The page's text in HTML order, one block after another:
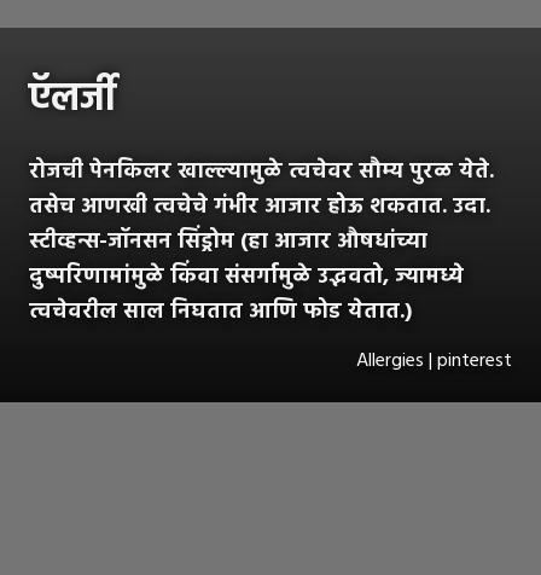
ऍलर्जी
रोजची पेनकिलर खाल्ल्यामुळे त्वचेवर सौम्य पुरळ येते.
तसेच आणखी त्वचेचे गंभीर आजार होऊ शकतात. उदा.
स्टीव्हन्स-जॉनसन सिंड्रोम (हा आजार औषधांच्या
दुष्परिणामांमुळे किंवा संसर्गामुळे उद्भवतो, ज्यामध्ये
त्वचेवरील साल निघतात आणि फोड येतात.)
Allergies | pinterest